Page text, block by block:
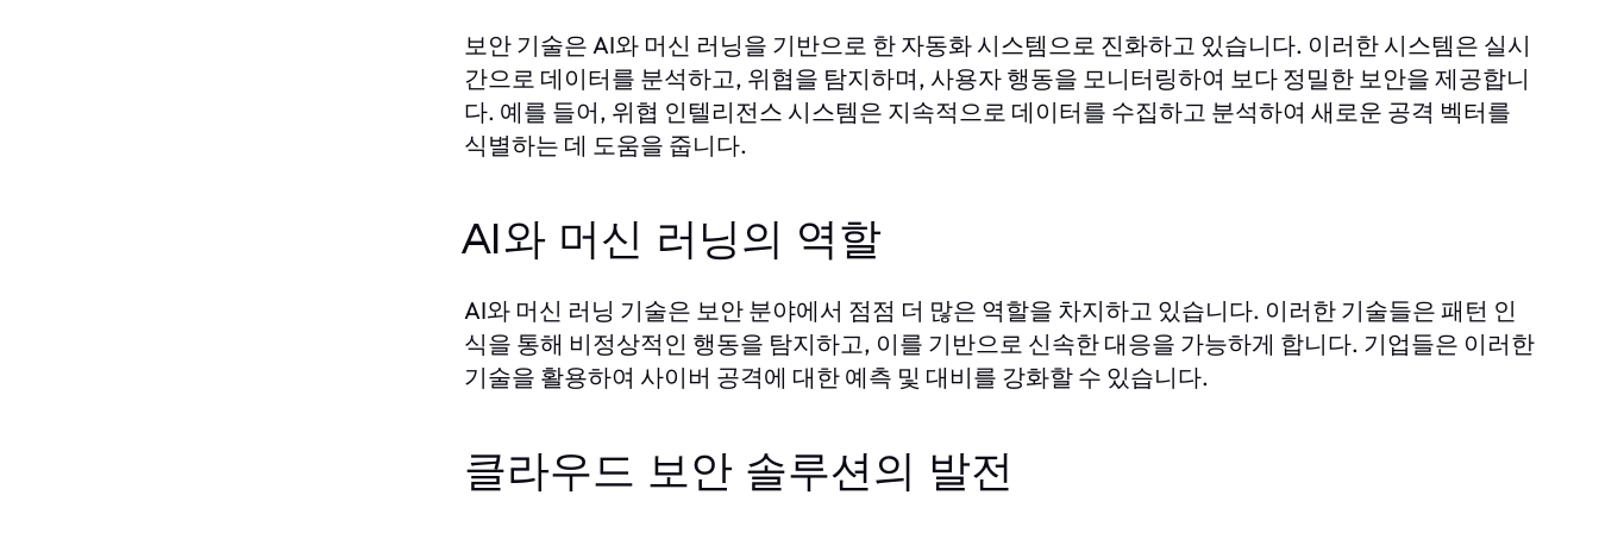
보안 기술은 AI와 머신 러닝을 기반으로 한 자동화 시스템으로 진화하고 있습니다. 이러한 시스템은 실시
간으로 데이터를 분석하고, 위협을 탐지하며, 사용자 행동을 모니터링하여 보다 정밀한 보안을 제공합니
다. 예를 들어, 위협 인텔리전스 시스템은 지속적으로 데이터를 수집하고 분석하여 새로운 공격 벡터를
식별하는 데 도움을 줍니다.
AI와 머신 러닝의 역할
AI와 머신 러닝 기술은 보안 분야에서 점점 더 많은 역할을 차지하고 있습니다. 이러한 기술들은 패턴 인
식을 통해 비정상적인 행동을 탐지하고, 이를 기반으로 신속한 대응을 가능하게 합니다. 기업들은 이러한
기술을 활용하여 사이버 공격에 대한 예측 및 대비를 강화할 수 있습니다.
클라우드 보안 솔루션의 발전